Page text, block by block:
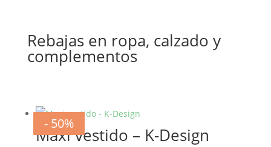
Rebajas en ropa, calzado y
complementos
- 20%
Maxi vestido – K-Design
- 20%
- 20%
- 20%
- 20%
- 20%
- 50%
- 50%